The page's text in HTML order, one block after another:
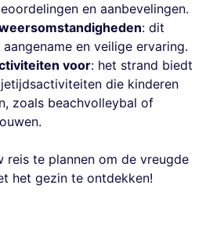
en aanbevelingen.
: dit
en veilige ervaring.
voor: het strand biedt
die kinderen
zoals beachvolleybal of
reis te plannen om de vreugde
het gezin te ontdekken!